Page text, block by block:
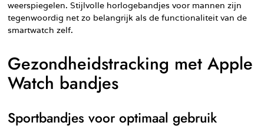
weerspiegelen. Stijlvolle horlogebandjes voor mannen zijn
tegenwoordig net zo belangrijk als de functionaliteit van de
smartwatch zelf.
Gezondheidstracking met Apple
Watch bandjes
Sportbandjes voor optimaal gebruik